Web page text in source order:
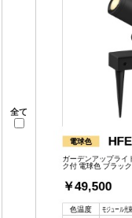
全て